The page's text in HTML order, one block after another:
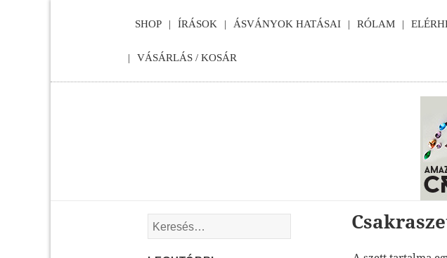
SHOP ÍRÁSOK ÁSVÁNYOK HATÁSAI RÓLAM
VÁSÁRLÁS / KOSÁR
Keresés: